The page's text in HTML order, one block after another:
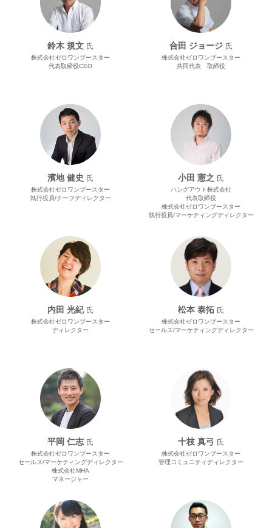
鈴木 規文 氏
株式会社ゼロワンブースター
代表取締役CEO
合田 ジョージ 氏
株式会社ゼロワンブースター
共同代表 取締役
濱地 健史 氏
株式会社ゼロワンブースター
執行役員/チーフディレクター
小田 憲之 氏
ハングアウト株式会社
代表取締役
株式会社ゼロワンブースター
執行役員/マーケティングディレクター
内田 光紀 氏
株式会社ゼロワンブースター
ディレクター
松本 泰拓 氏
株式会社ゼロワンブースター
セールス/マーケティングディレクター
平岡 仁志 氏
株式会社ゼロワンブースター
セールス/マーケティングディレクター
株式会社MHA
マネージャー
十枝 真弓 氏
株式会社ゼロワンブースター
管理コミュニティディレクター